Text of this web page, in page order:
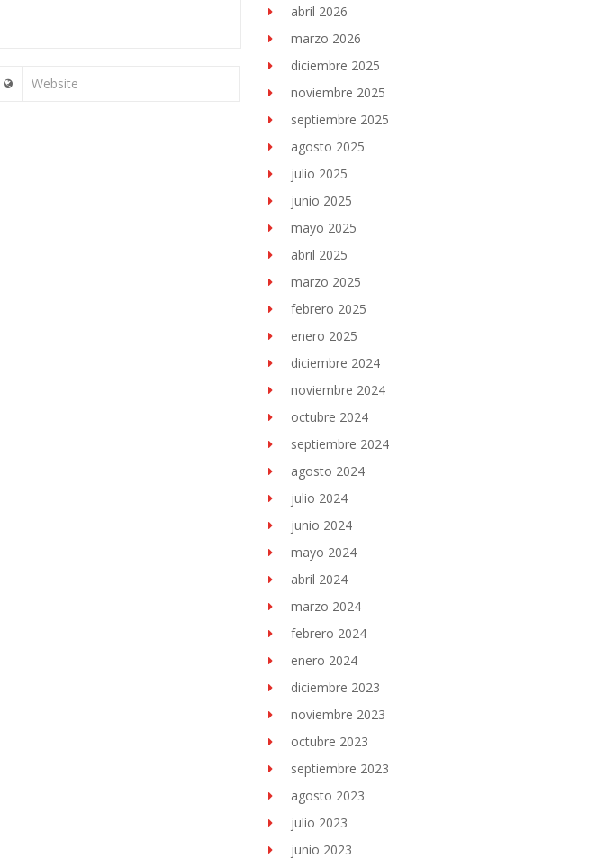
Website
abril 2026
marzo 2026
diciembre 2025
noviembre 2025
septiembre 2025
agosto 2025
julio 2025
junio 2025
mayo 2025
abril 2025
marzo 2025
febrero 2025
enero 2025
diciembre 2024
noviembre 2024
octubre 2024
septiembre 2024
agosto 2024
julio 2024
junio 2024
mayo 2024
abril 2024
marzo 2024
febrero 2024
enero 2024
diciembre 2023
noviembre 2023
octubre 2023
septiembre 2023
agosto 2023
julio 2023
junio 2023